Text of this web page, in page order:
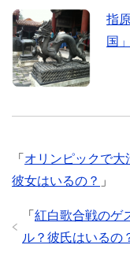
指
国
「 オリンピックで大
彼女はいるの？ 」
「 紅白歌合戦のゲ
ル？彼氏はいるの